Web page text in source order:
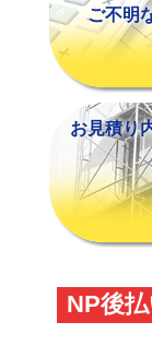
ご不明
お見積り
NP後